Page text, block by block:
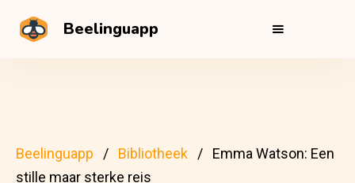
Beelinguapp
Beelinguapp Bibliotheek
Emma Watson: Een
stille maar sterke reis